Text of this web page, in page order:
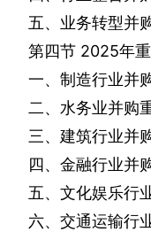
五、业务转型并
第四节 2025年
一、制造行业并
二、水务业并购
三、建筑行业并
四、金融行业并
五、文化娱乐行
六、交通运输行